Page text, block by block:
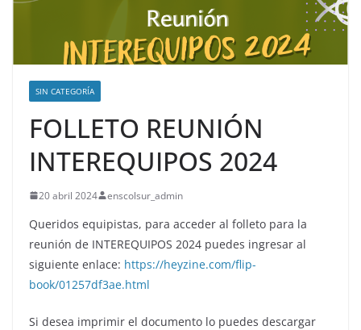
SIN CATEGORÍA
FOLLETO REUNIÓN
INTEREQUIPOS 2024
20 abril 2024 enscolsur_admin
Queridos equipistas, para acceder al folleto para la
reunión de INTEREQUIPOS 2024 puedes ingresar al
siguiente enlace: https://heyzine.com/flip-
book/01257df3ae.html
Si desea imprimir el documento lo puedes descargar